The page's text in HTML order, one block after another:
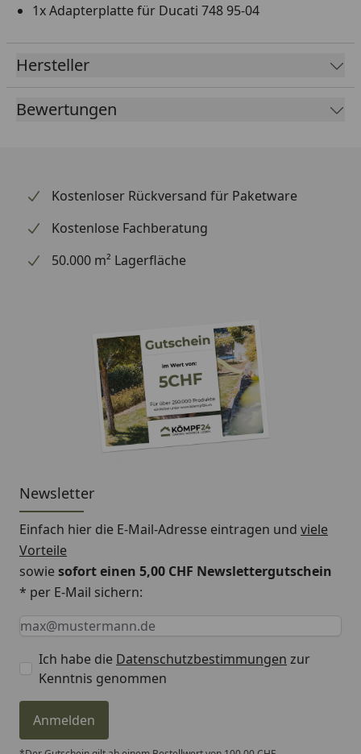
1x Adapterplatte für Ducati 748 95-04
Hersteller
Bewertungen
Kostenloser Rückversand für Paketware
Kostenlose Fachberatung
50.000 m² Lagerfläche
Newsletter
Einfach hier die E-Mail-Adresse eintragen und viele
Vorteile
sowiesofort einen 5,00 CHF Newslettergutschein
* per E-Mail sichern:
Keine Eingabe erforderlich
Eingabe erforderlich
E-Mail *
Ich habe die Datenschutzbestimmungen zur
Kenntnis genommen
Anmelden